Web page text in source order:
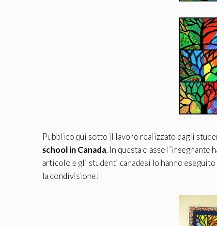
Pubblico qui sotto il lavoro realizzato dagli
school in Canada, In questa classe
articolo e gli studenti canadesi lo hanno
la condivisione!